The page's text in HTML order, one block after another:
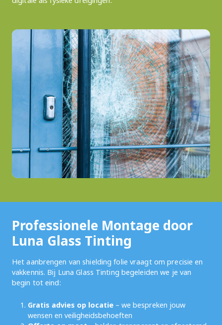
Professionele Montage door
Luna Glass Tinting
Het aanbrengen van shielding folie vraagt om precisie en
vakkennis. Bij Luna Glass Tinting begeleiden we je van
begin tot eind:
Gratis advies op locatie – we bespreken jouw
wensen en veiligheidsbehoeften